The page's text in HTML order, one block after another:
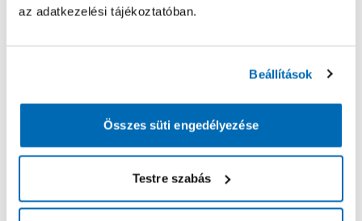
az adatkezelési tájékoztatóban.
Beállítások
Összes süti engedélyezése
Testre szabás